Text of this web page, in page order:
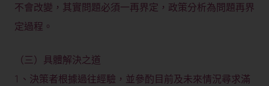
不會改變，其實問題必須一再界定，政策分析為問題再界
定過程。
（三）具體解決之道
1、決策者根據過往經驗，並參酌目前及未來情況尋求滿